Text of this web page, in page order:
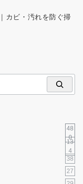
カビ・汚れを防ぐ掃
48
0
13
4
38
27